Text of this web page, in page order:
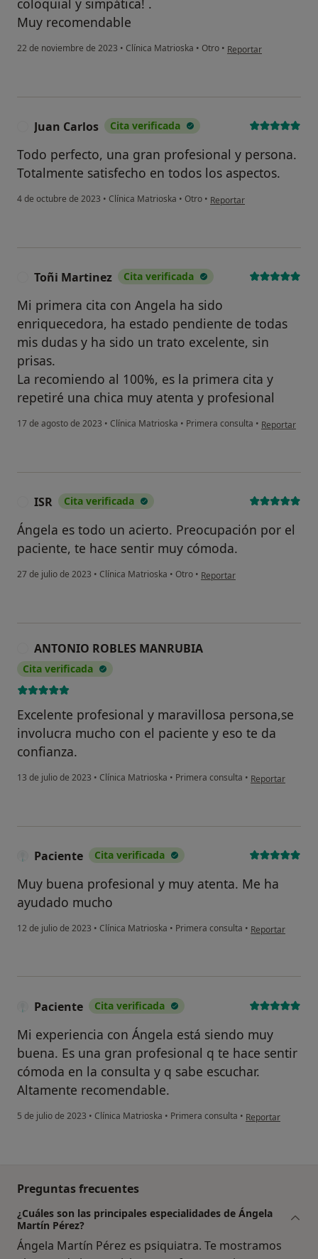
coloquial y simpática! .
Muy recomendable
22 de noviembre de 2023 • Clínica Matrioska • Otro • en opinión del usuario
Reportar
Juan Carlos Cita verificada
Todo perfecto, una gran profesional y persona.
Totalmente satisfecho en todos los aspectos.
4 de octubre de 2023 • Clínica Matrioska • Otro • en opinión del usuario
Reportar
Toñi Martinez Cita verificada
Mi primera cita con Angela ha sido
enriquecedora, ha estado pendiente de todas
mis dudas y ha sido un trato excelente, sin
prisas.
La recomiendo al 100%, es la primera cita y
repetiré una chica muy atenta y profesional
17 de agosto de 2023 • Clínica Matrioska • Primera consulta • en opinión
Reportar
ISR Cita verificada
Ángela es todo un acierto. Preocupación por el
paciente, te hace sentir muy cómoda.
27 de julio de 2023 • Clínica Matrioska • Otro • en opinión del usuario ISR
Reportar
ANTONIO ROBLES MANRUBIA
Cita verificada
Excelente profesional y maravillosa persona,se
involucra mucho con el paciente y eso te da
confianza.
13 de julio de 2023 • Clínica Matrioska • Primera consulta • en opinión del
Reportar
Paciente Cita verificada
Muy buena profesional y muy atenta. Me ha
ayudado mucho
12 de julio de 2023 • Clínica Matrioska • Primera consulta • en opinión del
Reportar
Paciente Cita verificada
Mi experiencia con Ángela está siendo muy
buena. Es una gran profesional q te hace sentir
cómoda en la consulta y q sabe escuchar.
Altamente recomendable.
5 de julio de 2023 • Clínica Matrioska • Primera consulta • en opinión del
Reportar
Preguntas frecuentes
¿Cuáles son las principales especialidades de Ángela
Martín Pérez?
Ángela Martín Pérez es psiquiatra. Te mostramos